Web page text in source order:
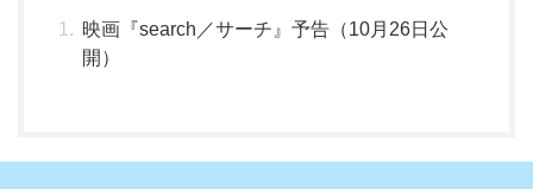
映画『search／サーチ』予告（10月26日公
開）